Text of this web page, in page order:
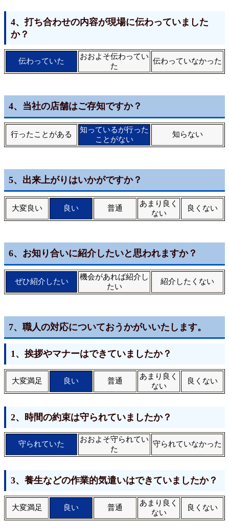
4、打ち合わせの内容が現場に伝わっていました
か？
伝わっていた
おおよそ伝わってい
た
伝わっていなかった
4、当社の店舗はご存知ですか？
行ったことがある
知っているが行った
ことがない
知らない
5、出来上がりはいかがですか？
大変良い 良い 普通
あまり良く
ない
良くない
6、お知り合いに紹介したいと思われますか？
ぜひ紹介したい
機会があれば紹介し
たい
紹介したくない
7、職人の対応についておうかがいいたします。
1、挨拶やマナーはできていましたか？
大変満足 良い 普通
あまり良く
ない
良くない
2、時間の約束は守られていましたか？
守られていた
おおよそ守られてい
た
守られていなかった
3、養生などの作業的気遣いはできていましたか？
大変満足 良い 普通
あまり良く
ない
良くない